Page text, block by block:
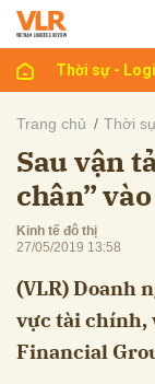
Thời sự -
Trang chủ Thời
Sau vận
chân”
Kinh tế đô thị
27/05/2019 13:58
(VLR) Doanh
vực tài chính,
Financial
luận